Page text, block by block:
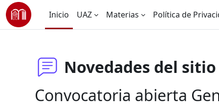
Saltar al contenido principal
Inicio
UAZ Materias Política de
Novedades del sitio
Convocatoria abierta